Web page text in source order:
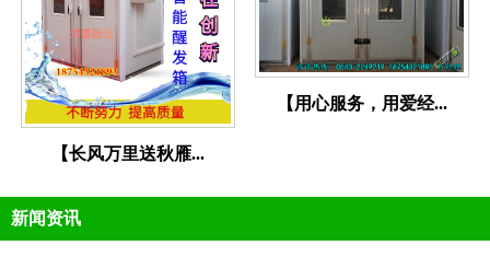
【长风万里送秋雁...
【用心服务，用爱经...
新闻资讯